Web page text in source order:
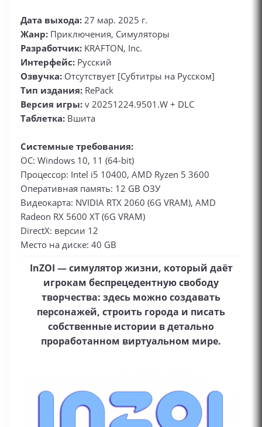
Дата выхода: 27 мар. 2025 г.
Жанр: Приключения, Симуляторы
Разработчик: KRAFTON, Inc.
Интерфейс: Русский
Озвучка: Отсутствует [Субтитры на Русском]
Тип издания: RePack
Версия игры: v 20251224.9501.W + DLC
Таблетка: Вшита
Системные требования:
ОС: Windows 10, 11 (64-bit)
Процессор: Intel i5 10400, AMD Ryzen 5 3600
Оперативная память: 12 GB ОЗУ
Видеокарта: NVIDIA RTX 2060 (6G VRAM), AMD
Radeon RX 5600 XT (6G VRAM)
DirectX: версии 12
Место на диске: 40 GB
InZOI — симулятор жизни, который даёт
игрокам беспрецедентную свободу
творчества: здесь можно создавать
персонажей, строить города и писать
собственные истории в детально
проработанном виртуальном мире.